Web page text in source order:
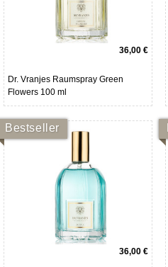
36,00 €
Dr. Vranjes Raumspray Green
Flowers 100 ml
Bestseller
36,00 €